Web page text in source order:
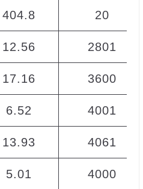
404.8 20
12.56 2801
17.16 3600
6.52 4001
13.93 4061
5.01 4000